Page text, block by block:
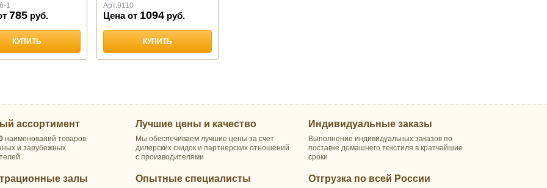
1
785 руб.
КУПИТЬ
Арт.9110
Цена от 1094 руб.
КУПИТЬ
ассортимент
наименований товаров
и зарубежных
залы
Лучшие цены и качество
Мы обеспечиваем лучшие цены за счет
дилерских скидок и партнерских отношений
с производителями
Опытные специалисты
Индивидуальные заказы
Выполнение индивидуальных заказов по
поставке домашнего текстиля в кратчайшие
сроки
Отгрузка по всей России